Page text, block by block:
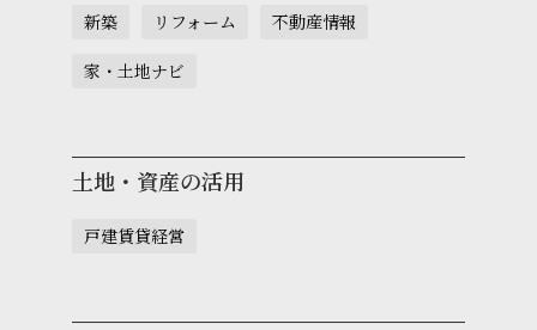
新築 リフォーム 不動産情報
家・土地ナビ
土地・資産の活用
戸建賃貸経営